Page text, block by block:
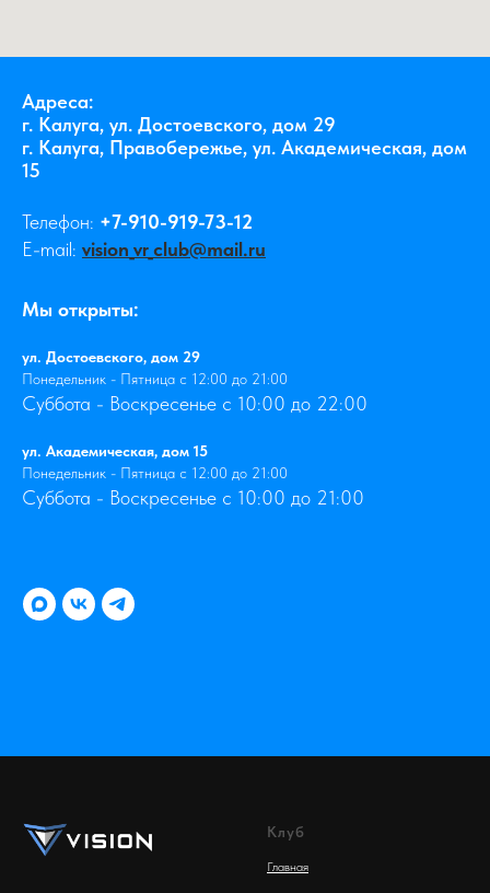
Адреса:
г. Калуга, ул. Достоевского, дом 29
г. Калуга, Правобережье, ул. Академическая, дом
15
Телефон: +7-910-919-73-12
E-mail: vision_vr_club@mail.ru
Мы открыты:
ул. Достоевского, дом 29
Понедельник - Пятница с 12:00 до 21:00
Суббота - Воскресенье с 10:00 до 22:00
ул. Академическая, дом 15
Понедельник - Пятница с 12:00 до 21:00
Суббота - Воскресенье с 10:00 до 21:00
Клуб
Главная